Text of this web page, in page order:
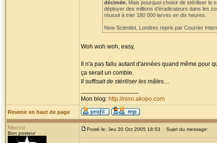
décimée. Mais pourquoi choisir de stériliser le
déployer des millions d’éradicateurs dans les
réussit à trier 180 000 larves en dix heures.
New Scientist, Londres repris par Courrier
Woh woh woh, easy,
Il n'a pas fallu autant d'années quand même pour
ça serait un comble.
Il suffisait de stériliser les mâles....
Mon blog: http://nino.akopo.com
Revenir en haut de page
Nkossi
Bon posteur
Posté le: Jeu 20 Oct 2005 18:53 Sujet du message: